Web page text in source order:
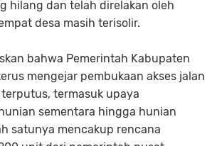
hilang dan telah direlakan oleh
desa masih terisolir.
bahwa Pemerintah Kabupaten
mengejar pembukaan akses jalan
termasuk upaya
sementara hingga hunian
satunya mencakup rencana